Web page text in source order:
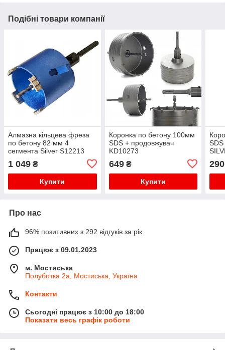
Подібні товари компанії
Алмазна кільцева фреза
по бетону 82 мм 4
сегмента Silver S12213
1 049 ₴
Купити
Коронка по бетону 100мм
SDS + продовжувач
KD10273
649₴
Купити
290
Про нас
96% позитивних з 292 відгуків за рік
Працює з 09.01.2023
м. Мостиська
Полуботка 2а, Мостиська, Україна
Контакти
Сьогодні працює з 10:00 до 18:00
Показати весь графік роботи